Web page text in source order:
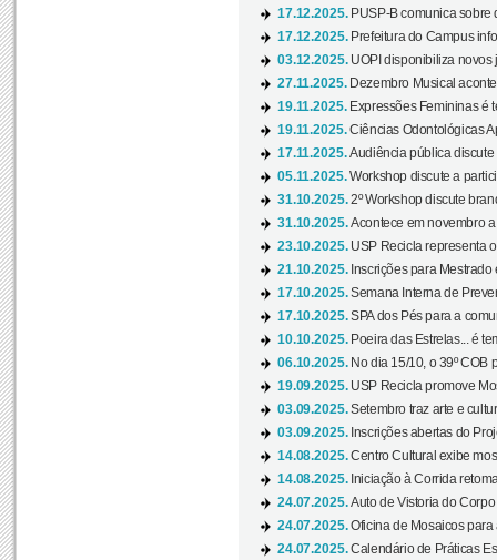
17.12.2025. PUSP-B comunica sobre
17.12.2025. Prefeitura do Campus
03.12.2025. UOPI disponibiliza novos
27.11.2025. Dezembro Musical
19.11.2025. Expressões Femininas é
19.11.2025.Ciências Odontológicas
17.11.2025.Audiência pública
05.11.2025.Workshop discute a
31.10.2025.2º Workshop discute
31.10.2025.Acontece em novembro
23.10.2025. USP Recicla representa
21.10.2025. Inscrições para
17.10.2025.Semana Interna de
17.10.2025.SPA dos Pés para a
10.10.2025. Poeira das Estrelas... é
06.10.2025. No dia 15/10, o 39º COB
19.09.2025. USP Recicla promove
03.09.2025.Setembro traz arte e
03.09.2025. Inscrições abertas do
14.08.2025.Centro Cultural exibe
14.08.2025. Iniciação à Corrida
24.07.2025.Auto de Vistoria do
24.07.2025.Oficina de Mosaicos
24.07.2025.Calendário de Práticas